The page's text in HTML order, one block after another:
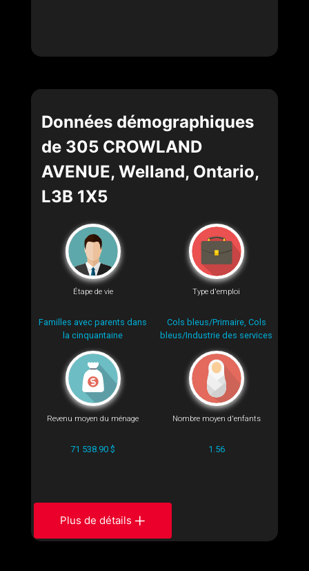
Données démographiques
de 305 CROWLAND
AVENUE, Welland, Ontario,
L3B 1X5
Étape de vie
Familles avec parents dans
la cinquantaine
Type d'emploi
Cols bleus/Primaire, Cols
bleus/Industrie des services
Revenu moyen du ménage
71 538.90 $
Nombre moyen d'enfants
1.56
Plus de détails